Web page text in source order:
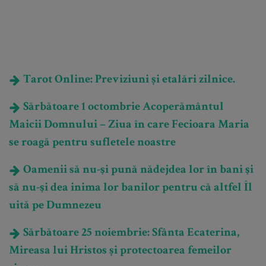
Tarot Online: Previziuni și etalări zilnice.
Sărbătoare 1 octombrie Acoperământul
Maicii Domnului – Ziua în care Fecioara Maria
se roagă pentru sufletele noastre
Oamenii să nu-şi pună nădejdea lor în bani şi
să nu-şi dea inima lor banilor pentru că altfel Îl
uită pe Dumnezeu
Sărbătoare 25 noiembrie: Sfânta Ecaterina,
Mireasa lui Hristos și protectoarea femeilor